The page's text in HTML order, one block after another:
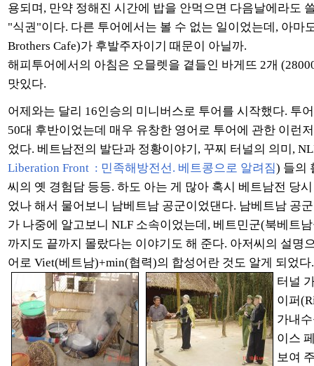
용되며, 만약 정해진 시간에 밥을 안먹으면 다음날에라도
"식권"이다. 다른 투어에서는 볼 수 없는 일이었는데, 아마
Brothers Cafe)가 후발주자이기 때문이 아닐까.
해피투어에서의 아침은 오믈렛을 곁들인 바게뜨 2개
맛있다.
어제와는 달리 16인승의 미니버스로 투어를 시작했다. 투
50대 후반이었는데 매우 유창한 영어로 투어에 관한 이런
었다. 베트남전의 발단과 정황이야기, 꾸찌 터널의 의미,
Liberation Front : 민족해방전선. 베트콩으로 알려짐) 들의
씨의 옛 경험담 등등. 하도 아는 게 많아 혹시 베트남전 당
었나 해서 물어보니 남베트남 공군이었댄다. 남베트남 공
가 나중에 알고보니 NLF 소속이었는데, 베트민군(북베트
까지도 끝까지 몰랐다는 이야기도 해 준다. 아저씨의 설명
어로 Viet(베트남)+min(협력)의 합성어란 것도 알게 되었다.
터널
이퍼
가내
이스
보여